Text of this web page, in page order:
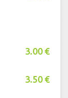
3.00 €
3.50 €